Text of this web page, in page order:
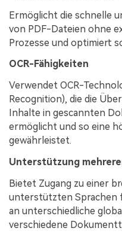
Ermöglicht die schnelle
von PDF-Dateien ohne
Prozesse und optimiert
OCR-Fähigkeiten
Verwendet OCR-
Recognition), die die
Inhalte in gescannten
ermöglicht und so eine
gewährleistet.
Unterstützung
Bietet Zugang zu einer
unterstützten Sprachen
an unterschiedliche
verschiedene